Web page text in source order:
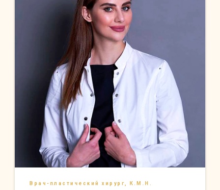
Врач-пластический хирург, К.М.Н.